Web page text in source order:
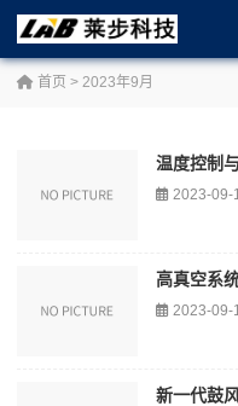
首页 > 2023年9月
温度控制
2023-09-
高真空系
2023-09-
新一代鼓